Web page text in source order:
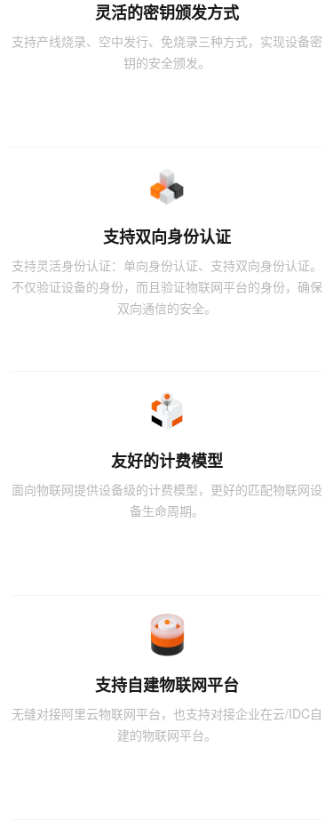
灵活的密钥颁发方式
支持产线烧录、空中发行、免烧录三种方式，实现设备密
钥的安全颁发。
支持双向身份认证
支持灵活身份认证：单向身份认证、支持双向身份认证。
不仅验证设备的身份，而且验证物联网平台的身份，确保
双向通信的安全。
友好的计费模型
面向物联网提供设备级的计费模型，更好的匹配物联网设
备生命周期。
支持自建物联网平台
无缝对接阿里云物联网平台，也支持对接企业在云/IDC自
建的物联网平台。